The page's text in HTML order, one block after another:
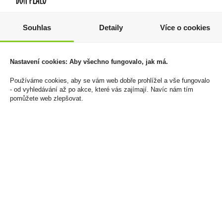
Metaxa 5* 1l 38%
Cena za:1 ks
Champagne
1 149 Kč
Cena za:1 ks
Skladem:5 - 50 ks
Souhlas Detaily Více o cookies
Nastavení cookies: Aby všechno fungovalo, jak má.
Používáme cookies, aby se vám web dobře prohlížel a vše fungovalo
- od vyhledávání až po akce, které vás zajímají. Navíc nám tím
pomůžete web zlepšovat.